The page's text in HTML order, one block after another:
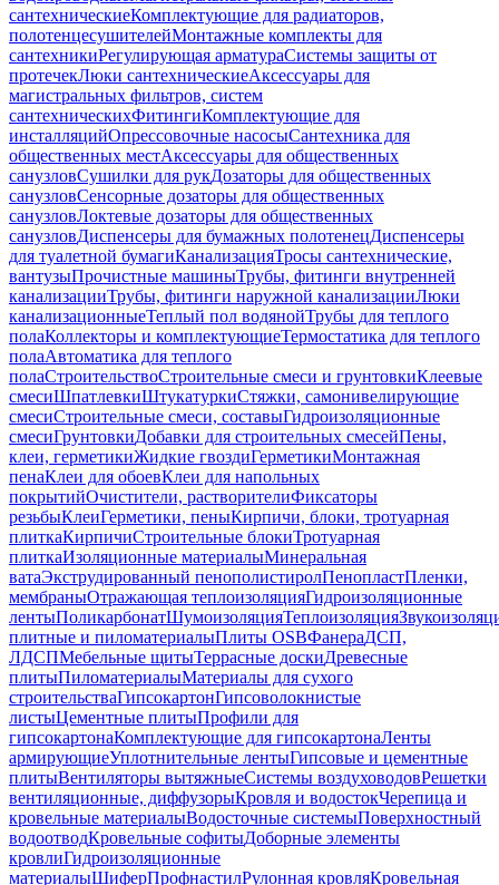
сантехническиеКомплектующие для радиаторов,
полотенцесушителейМонтажные комплекты для
сантехникиРегулирующая арматураСистемы защиты от
протечекЛюки сантехническиеАксессуары для
магистральных фильтров, систем
сантехническихФитингиКомплектующие для
инсталляцийОпрессовочные насосыСантехника для
общественных местАксессуары для общественных
санузловСушилки для рукДозаторы для общественных
санузловСенсорные дозаторы для общественных
санузловЛоктевые дозаторы для общественных
санузловДиспенсеры для бумажных полотенецДиспенсеры
для туалетной бумагиКанализацияТросы сантехнические,
вантузыПрочистные машиныТрубы, фитинги внутренней
канализацииТрубы, фитинги наружной канализацииЛюки
канализационныеТеплый пол водянойТрубы для теплого
полаКоллекторы и комплектующиеТермостатика для теплого
полаАвтоматика для теплого
полаСтроительствоСтроительные смеси и грунтовкиКлеевые
смесиШпатлевкиШтукатуркиСтяжки, самонивелирующие
смесиСтроительные смеси, составыГидроизоляционные
смесиГрунтовкиДобавки для строительных смесейПены,
клеи, герметикиЖидкие гвоздиГерметикиМонтажная
пенаКлеи для обоевКлеи для напольных
покрытийОчистители, растворителиФиксаторы
резьбыКлеиГерметики, пеныКирпичи, блоки, тротуарная
плиткаКирпичиСтроительные блокиТротуарная
плиткаИзоляционные материалыМинеральная
ватаЭкструдированный пенополистиролПенопластПленки,
мембраныОтражающая теплоизоляцияГидроизоляционные
лентыПоликарбонатШумоизоляцияТеплоизоляция
плитные и пиломатериалыПлиты OSBФанераДСП,
ЛДСПМебельные щитыТеррасные доскиДревесные
плитыПиломатериалыМатериалы для сухого
строительстваГипсокартонГипсоволокнистые
листыЦементные плитыПрофили для
гипсокартонаКомплектующие для гипсокартонаЛенты
армирующиеУплотнительные лентыГипсовые и цементные
плитыВентиляторы вытяжныеСистемы воздуховодовРешетки
вентиляционные, диффузорыКровля и водостокЧерепица и
кровельные материалыВодосточные системыПоверхностный
водоотводКровельные софитыДоборные элементы
кровлиГидроизоляционные
материалыШиферПрофнастилРулонная кровляКровельная